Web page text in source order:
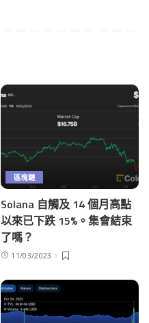
區塊鏈
Solana 自觸及 14 個月高點
以來已下跌 15%。集會結束
了嗎？
11/03/2023